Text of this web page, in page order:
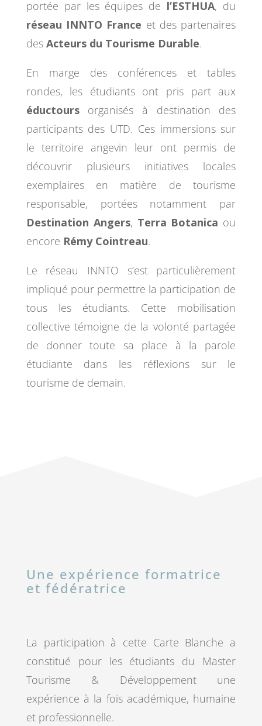
portée par les équipes de l’ESTHUA, du
réseau INNTO France et des partenaires
des Acteurs du Tourisme Durable.
En marge des conférences et tables
rondes, les étudiants ont pris part aux
éductoursorganisés à destination des
participants des UTD. Ces immersions sur
le territoire angevin leur ont permis de
découvrir plusieurs initiatives locales
exemplaires en matière de tourisme
responsable, portées notamment par
Destination Angers, Terra Botanica ou
encore Rémy Cointreau.
Le réseau INNTO s’est particulièrement
impliqué pour permettre la participation de
tous les étudiants. Cette mobilisation
collective témoigne de la volonté partagée
de donner toute sa place à la parole
étudiante dans les réflexions sur le
tourisme de demain.
Une expérience formatrice
et fédératrice
La participation à cette Carte Blanche a
constitué pour les étudiants du Master
Tourisme & Développement une
expérience à la fois académique, humaine
et professionnelle.